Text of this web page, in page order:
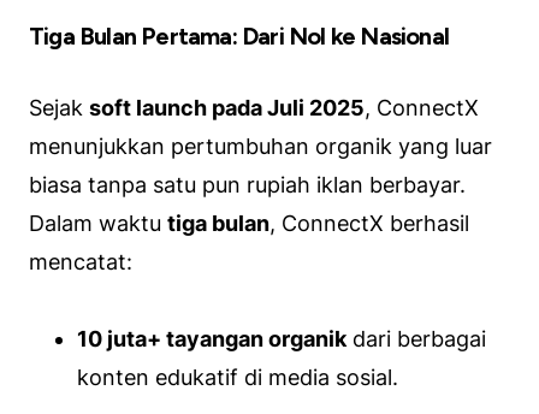
Tiga Bulan Pertama: Dari Nol ke Nasional
Sejak soft launch pada Juli 2025, ConnectX
menunjukkan pertumbuhan organik yang luar
biasa tanpa satu pun rupiah iklan berbayar.
Dalam waktu tiga bulan, ConnectX berhasil
mencatat:
10 juta+ tayangan organik dari berbagai
konten edukatif di media sosial.